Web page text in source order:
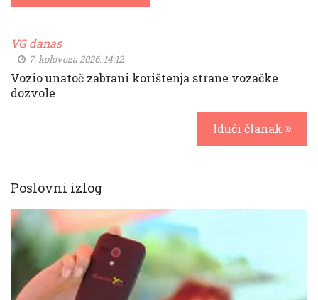
VG danas
7. kolovoza 2026. 14:12
Vozio unatoč zabrani korištenja strane vozačke
dozvole
Idući članak
Poslovni izlog